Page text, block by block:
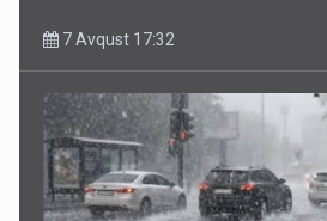
7 Avqust 17:32